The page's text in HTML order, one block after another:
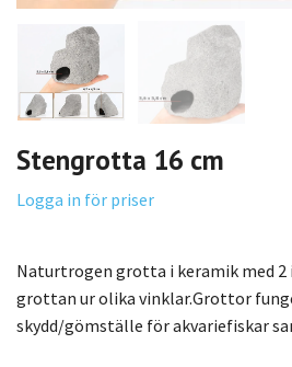
Stengrotta 16 cm
Logga in för priser
Naturtrogen grotta i keramik med 2
grottan ur olika vinklar.Grottor
skydd/gömställe för akvariefiskar